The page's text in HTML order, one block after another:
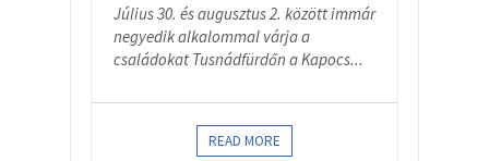
Július 30. és augusztus 2. között immár
negyedik alkalommal várja a
családokat Tusnádfürdőn a Kapocs...
READ MORE